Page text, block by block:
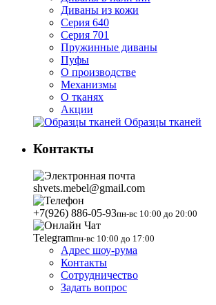
Диваны из кожи
Серия 640
Серия 701
Пружинные диваны
Пуфы
О производстве
Механизмы
О тканях
Акции
Образцы тканей
Контакты
shvets.mebel@gmail.com
+7(926) 886-05-93пн-вс 10:00 до 20:00
Telegramпн-вс 10:00 до 17:00
Адрес шоу-рума
Контакты
Сотрудничество
Задать вопрос